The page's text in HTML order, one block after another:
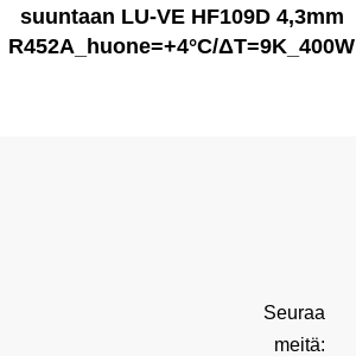
suuntaan LU-VE HF109D 4,3mm
R452A_huone=+4°C/ΔT=9K_400W
Seuraa
meitä: